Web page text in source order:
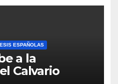
ESPAÑOLAS
a la
Calvario